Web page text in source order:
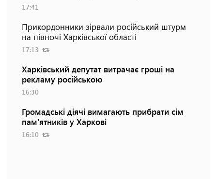
17:41
Прикордонники зірвали російський штурм
на півночі Харківської області
17:13
Харківський депутат витрачає гроші на
рекламу російською
16:30
Громадські діячі вимагають прибрати сім
пам'ятників у Харкові
16:10